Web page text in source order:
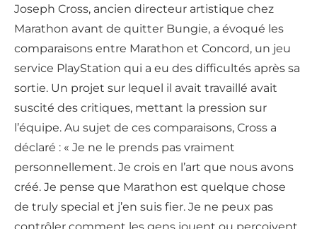
Joseph Cross, ancien directeur artistique chez
Marathon avant de quitter Bungie, a évoqué les
comparaisons entre Marathon et Concord, un jeu
service PlayStation qui a eu des difficultés après sa
sortie. Un projet sur lequel il avait travaillé avait
suscité des critiques, mettant la pression sur
l’équipe. Au sujet de ces comparaisons, Cross a
déclaré : « Je ne le prends pas vraiment
personnellement. Je crois en l’art que nous avons
créé. Je pense que Marathon est quelque chose
de truly special et j’en suis fier. Je ne peux pas